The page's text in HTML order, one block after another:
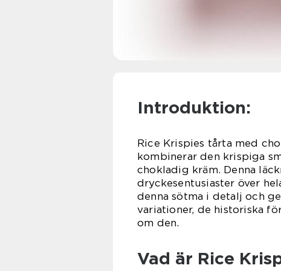
Introduktion:
Rice Krispies tårta med
kombinerar den krispiga
chokladig kräm. Denna
dryckesentusiaster över
denna sötma i detalj och
variationer, de historiska
om den.
Vad är Rice